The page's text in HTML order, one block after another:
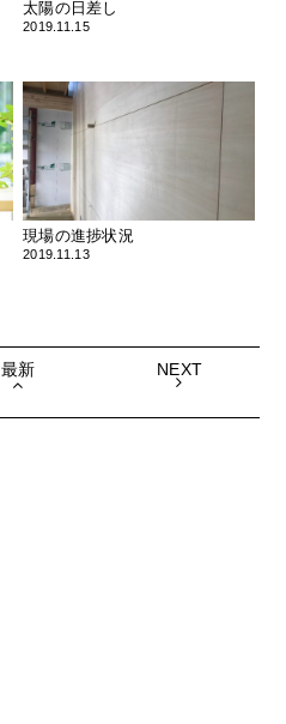
太陽の日差し
2019.11.15
現場の進捗状況
2019.11.13
最新 NEXT